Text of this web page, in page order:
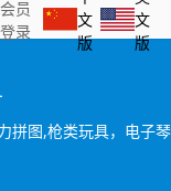
会员
登录
文
版
文
版
拼图,枪类玩具，电子